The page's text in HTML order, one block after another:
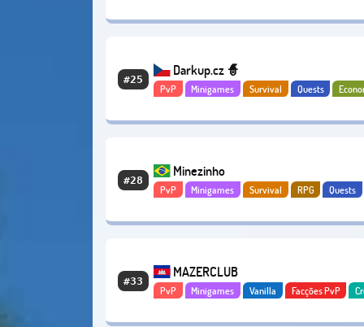
#25
Darkup.cz 🧙
PvP Minigames Survival Quests
#28
Minezinho
PvP Minigames Survival RPG
Quests
#33
MAZERCLUB
PvP Minigames Vanilla Facções PvP